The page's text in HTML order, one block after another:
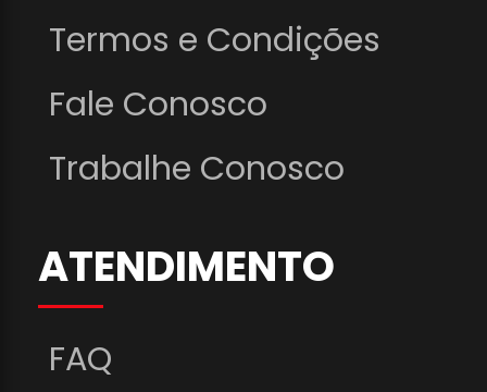
Termos e Condições
Fale Conosco
Trabalhe Conosco
ATENDIMENTO
FAQ